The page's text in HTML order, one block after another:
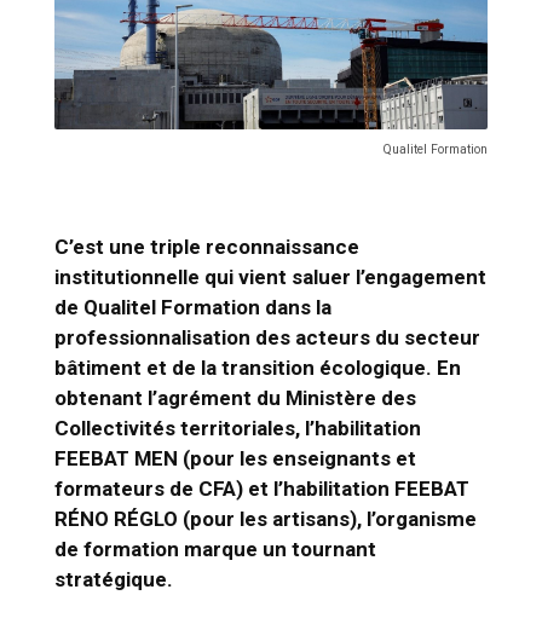
Qualitel Formation
C’est une triple reconnaissance
institutionnelle qui vient saluer l’engagement
de Qualitel Formation dans la
professionnalisation des acteurs du secteur
bâtiment et de la transition écologique. En
obtenant l’agrément du Ministère des
Collectivités territoriales, l’habilitation
FEEBAT MEN (pour les enseignants et
formateurs de CFA) et l’habilitation FEEBAT
RÉNO RÉGLO (pour les artisans), l’organisme
de formation marque un tournant
stratégique.